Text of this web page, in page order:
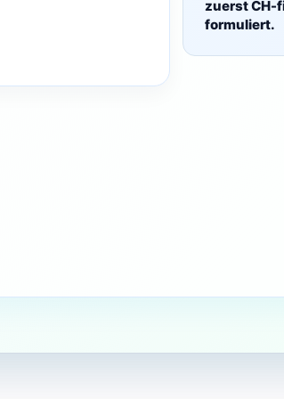
zuerst CH-
formuliert.